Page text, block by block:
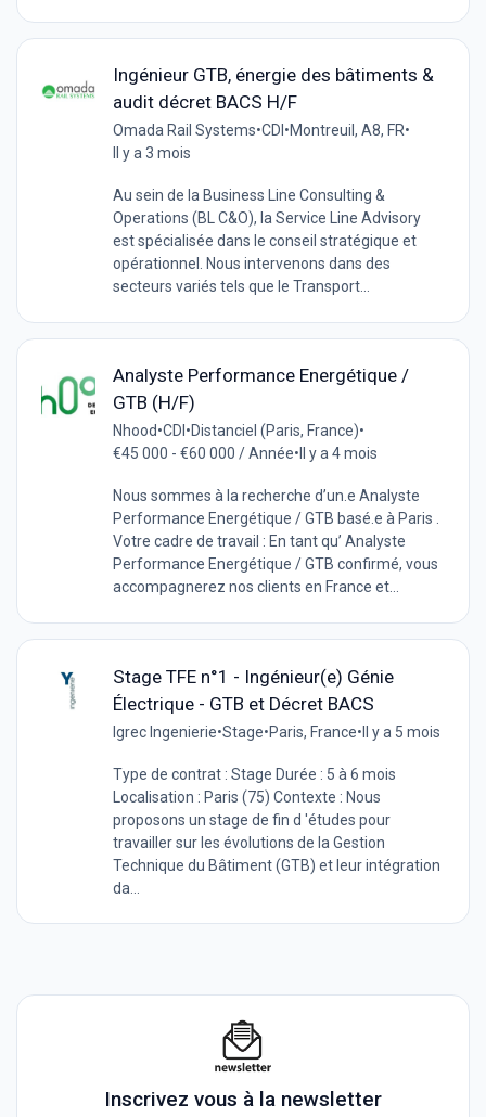
Ingénieur GTB, énergie des bâtiments &
audit décret BACS H/F
Omada Rail Systems•CDI •Montreuil, A8, FR•
Il y a 3 mois
Au sein de la Business Line Consulting &
Operations (BL C&O), la Service Line Advisory
est spécialisée dans le conseil stratégique et
opérationnel. Nous intervenons dans des
secteurs variés tels que le Transport...
Analyste Performance Energétique /
GTB (H/F)
Nhood•CDI •Distanciel (Paris, France)•
€45 000 - €60 000 / Année• Il y a 4 mois
Nous sommes à la recherche d’un.e Analyste
Performance Energétique / GTB basé.e à Paris .
Votre cadre de travail : En tant qu’ Analyste
Performance Energétique / GTB confirmé, vous
accompagnerez nos clients en France et...
Stage TFE n°1 - Ingénieur(e) Génie
Électrique - GTB et Décret BACS
Igrec Ingenierie•Stage•Paris, France•Il y a 5 mois
Type de contrat : Stage Durée : 5 à 6 mois
Localisation : Paris (75) Contexte : Nous
proposons un stage de fin d 'études pour
travailler sur les évolutions de la Gestion
Technique du Bâtiment (GTB) et leur intégration
da...
Inscrivez vous à la newsletter